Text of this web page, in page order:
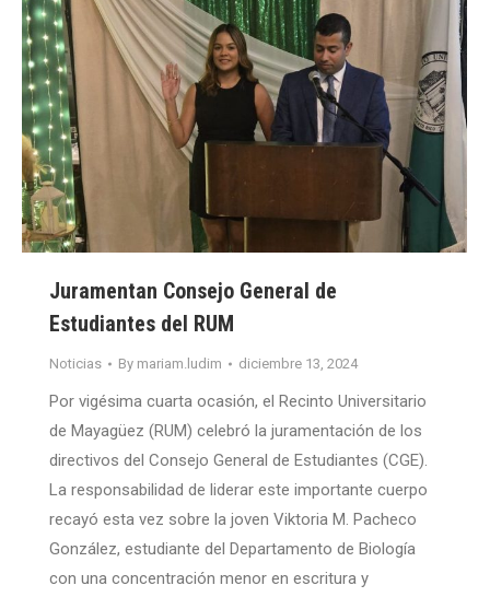
Juramentan Consejo General de
Estudiantes del RUM
Noticias By mariam.ludim diciembre 13, 2024
Por vigésima cuarta ocasión, el Recinto Universitario
de Mayagüez (RUM) celebró la juramentación de los
directivos del Consejo General de Estudiantes (CGE).
La responsabilidad de liderar este importante cuerpo
recayó esta vez sobre la joven Viktoria M. Pacheco
González, estudiante del Departamento de Biología
con una concentración menor en escritura y